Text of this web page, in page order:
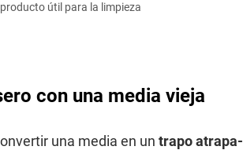
útil para la limpieza
con una media vieja
una media en un trapo atrapa-